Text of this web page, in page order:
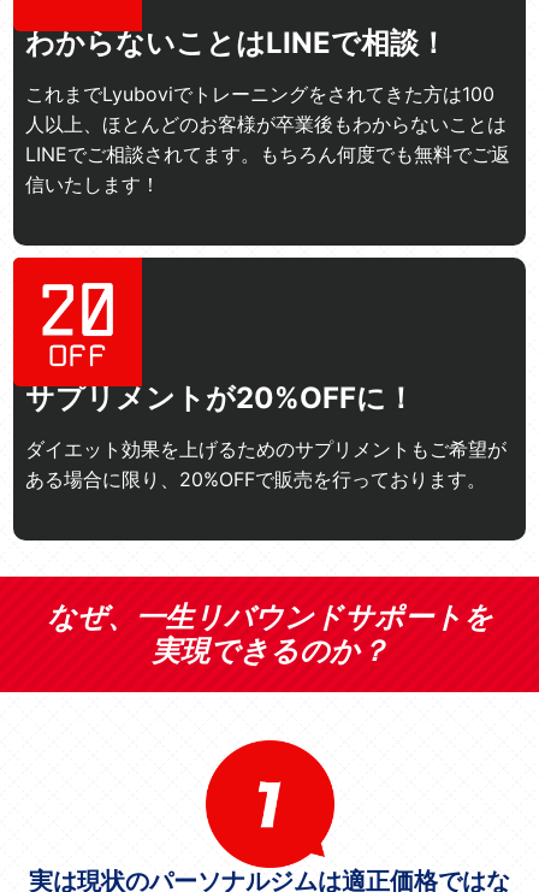
わからないことはLINEで相談！
これまでLyuboviでトレーニングをされてきた方は100
人以上、ほとんどのお客様が卒業後もわからないことは
LINEでご相談されてます。もちろん何度でも無料でご返
信いたします！
サプリメントが20%OFFに！
ダイエット効果を上げるためのサプリメントもご希望が
ある場合に限り、20%OFFで販売を行っております。
なぜ、一生リバウンドサポートを
実現できるのか？
実は現状のパーソナルジムは適正価格ではな